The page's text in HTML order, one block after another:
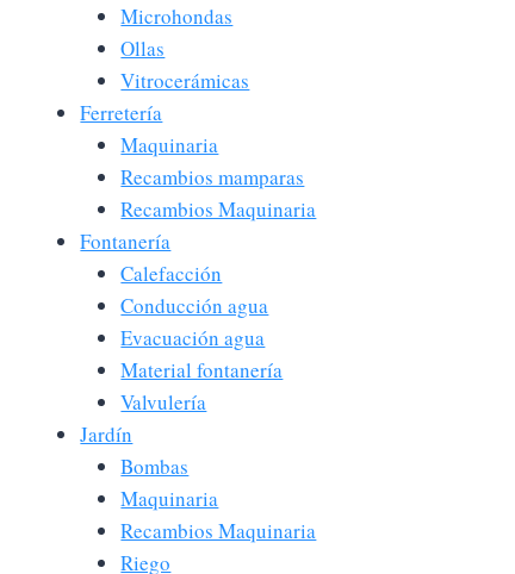
Microhondas
Ollas
Vitrocerámicas
Ferretería
Maquinaria
Recambios mamparas
Recambios Maquinaria
Fontanería
Calefacción
Conducción agua
Evacuación agua
Material fontanería
Valvulería
Jardín
Bombas
Maquinaria
Recambios Maquinaria
Riego